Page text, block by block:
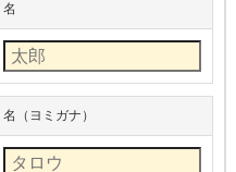
名
名（ヨミガナ）